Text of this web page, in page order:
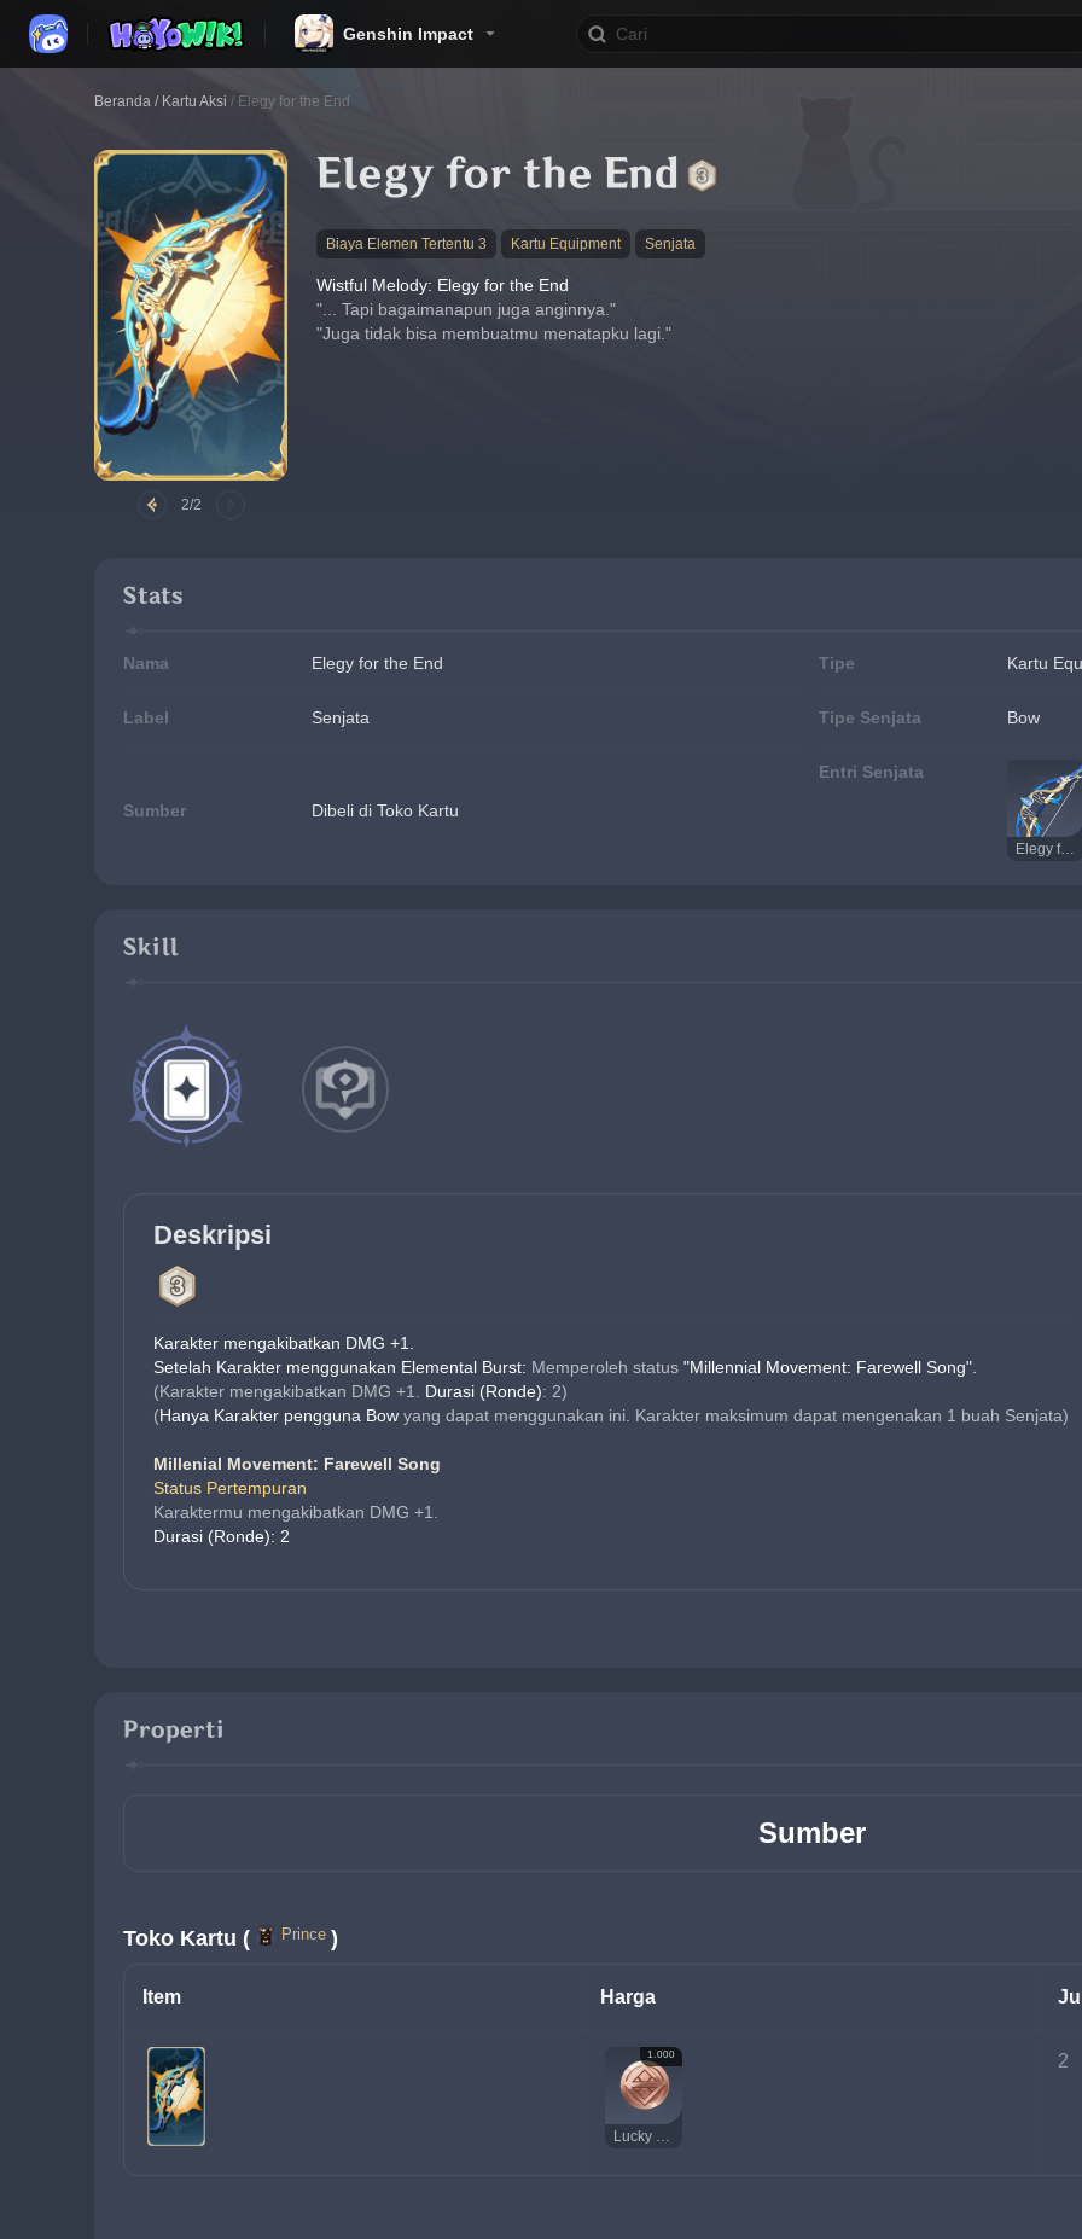
Genshin Impact
Beranda / Kartu Aksi / Elegy for the End
2/2
Elegy for the End
Biaya Elemen Tertentu 3 Kartu Equipment Senjata
Wistful Melody: Elegy for the End
"... Tapi bagaimanapun juga anginnya."
"Juga tidak bisa membuatmu menatapku lagi."
Stats
Nama Elegy for the End Tipe Kartu
Label Senjata Tipe Senjata Bow
Sumber Dibeli di Toko Kartu
Entri Senjata
Elegy for the End
Skill
Deskripsi
Karakter mengakibatkan DMG +1.
Setelah Karakter menggunakan Elemental Burst: Memperoleh status "Millennial Movement: Farewell Song".
(Karakter mengakibatkan DMG +1. Durasi (Ronde): 2)
(Hanya Karakter pengguna Bow yang dapat menggunakan ini. Karakter maksimum dapat mengenakan 1 buah Senjata)
Millenial Movement: Farewell Song
Status Pertempuran
Karaktermu mengakibatkan DMG +1.
Durasi (Ronde): 2
Properti
Sumber
Toko Kartu ( Prince )
Item Harga
1.000
Lucky Coin
2